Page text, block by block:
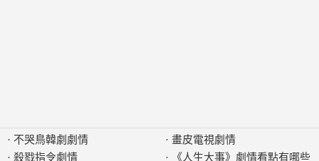
· 不哭鳥韓劇劇情
· 殺戮指令劇情
· 畫皮電視劇情
·
《人生大事》劇情看點有哪些